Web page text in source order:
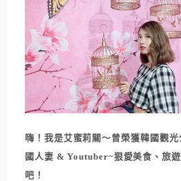
嗨！我是艾蜜莉關～曾榮獲韓國觀
國人妻 & Youtuber~狠愛美食、旅
吧！